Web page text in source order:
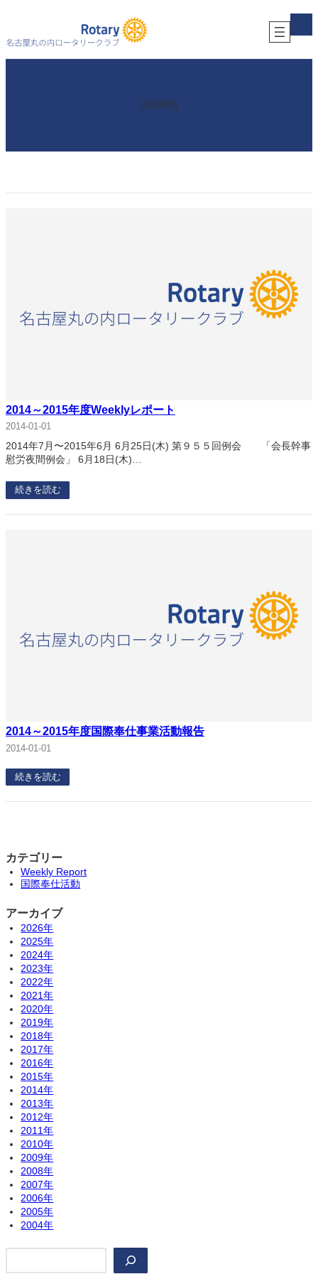
を
コ
リ
活動報告
2014～2015年度Weeklyレポート
2014-01-01
2014年7月〜2015年6月 6月25日(木) 第９５５回例会 「会長幹事
慰労夜間例会」 6月18日(木)…
続きを読む
2014～2015年度国際奉仕事業活動報告
2014-01-01
続きを読む
カテゴリー
Weekly Report
国際奉仕活動
アーカイブ
2026年
2025年
2024年
2023年
2022年
2021年
2020年
2019年
2018年
2017年
2016年
2015年
2014年
2013年
2012年
2011年
2010年
2009年
2008年
2007年
2006年
2005年
2004年
検